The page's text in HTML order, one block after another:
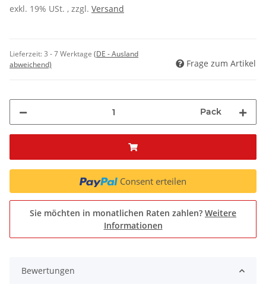
exkl. 19% USt. , zzgl. Versand
Lieferzeit:3 - 7 Werktage (DE - Ausland
abweichend)
Frage zum Artikel
Pack
Consent erteilen
Sie möchten in monatlichen Raten zahlen? Weitere
Informationen
Bewertungen